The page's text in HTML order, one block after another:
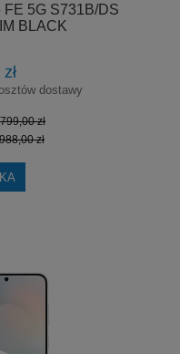
5G S731B/DS
BLACK
dostawy
zł
zł